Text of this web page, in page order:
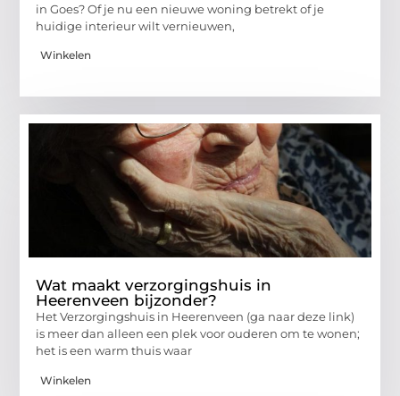
in Goes? Of je nu een nieuwe woning betrekt of je
huidige interieur wilt vernieuwen,
Winkelen
Wat maakt verzorgingshuis in
Heerenveen bijzonder?
Het Verzorgingshuis in Heerenveen (ga naar deze link)
is meer dan alleen een plek voor ouderen om te wonen;
het is een warm thuis waar
Winkelen